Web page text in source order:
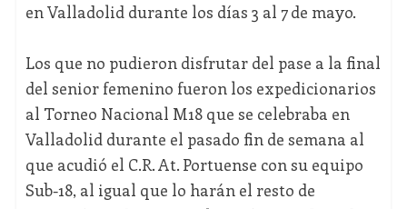
en Valladolid durante los días 3 al 7 de mayo.
Los que no pudieron disfrutar del pase a la final
del senior femenino fueron los expedicionarios
al Torneo Nacional M18 que se celebraba en
Valladolid durante el pasado fin de semana al
que acudió el C.R. At. Portuense con su equipo
Sub-18, al igual que lo harán el resto de